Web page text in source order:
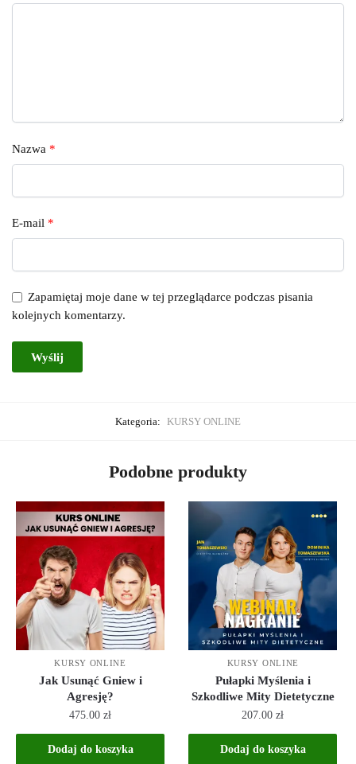
Nazwa *
E-mail *
Zapamiętaj moje dane w tej przeglądarce podczas pisania
kolejnych komentarzy.
Kategoria: KURSY ONLINE
Podobne produkty
KURSY ONLINE
Jak Usunąć Gniew i
Agresję?
475.00zł
Dodaj do koszyka
KURSY ONLINE
Pułapki Myślenia i
Szkodliwe Mity Dietetyczne
207.00zł
Dodaj do koszyka